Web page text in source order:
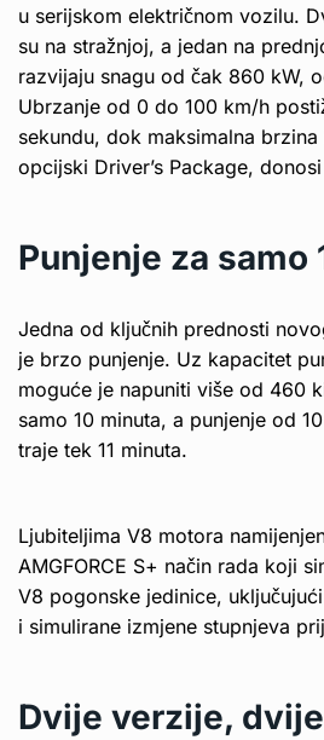
u serijskom električnom vozilu.
su na stražnjoj, a jedan na
razvijaju snagu od čak 860 kW,
Ubrzanje od 0 do 100 km/h
sekundu, dok maksimalna
opcijski Driver’s Package, donosi
Punjenje za samo
Jedna od ključnih prednosti
je brzo punjenje. Uz kapacitet
moguće je napuniti više od 460
samo 10 minuta, a punjenje od
traje tek 11 minuta.
Ljubiteljima V8 motora
AMGFORCE S+ način rada koji
V8 pogonske jedinice,
i simulirane izmjene stupnjeva
Dvije verzije,